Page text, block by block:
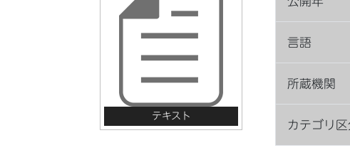
テキスト
言語
所蔵機関
カテゴリ区